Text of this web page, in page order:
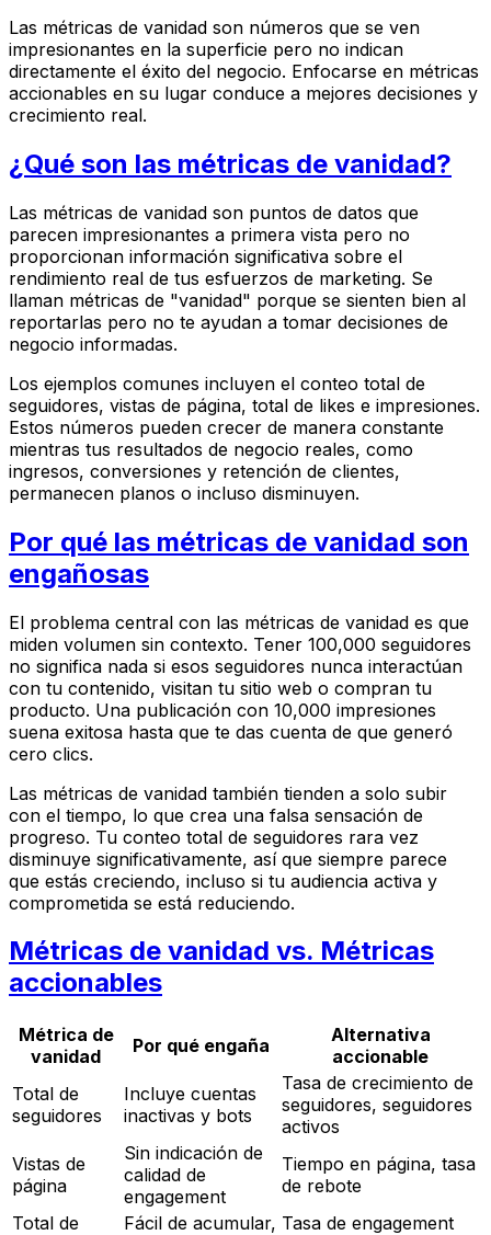
Las métricas de vanidad son números que se ven
impresionantes en la superficie pero no indican
directamente el éxito del negocio. Enfocarse en métricas
accionables en su lugar conduce a mejores decisiones y
crecimiento real.
¿Qué son las métricas de vanidad?
Las métricas de vanidad son puntos de datos que
parecen impresionantes a primera vista pero no
proporcionan información significativa sobre el
rendimiento real de tus esfuerzos de marketing. Se
llaman métricas de "vanidad" porque se sienten bien al
reportarlas pero no te ayudan a tomar decisiones de
negocio informadas.
Los ejemplos comunes incluyen el conteo total de
seguidores, vistas de página, total de likes e impresiones.
Estos números pueden crecer de manera constante
mientras tus resultados de negocio reales, como
ingresos, conversiones y retención de clientes,
permanecen planos o incluso disminuyen.
Por qué las métricas de vanidad son
engañosas
El problema central con las métricas de vanidad es que
miden volumen sin contexto. Tener 100,000 seguidores
no significa nada si esos seguidores nunca interactúan
con tu contenido, visitan tu sitio web o compran tu
producto. Una publicación con 10,000 impresiones
suena exitosa hasta que te das cuenta de que generó
cero clics.
Las métricas de vanidad también tienden a solo subir
con el tiempo, lo que crea una falsa sensación de
progreso. Tu conteo total de seguidores rara vez
disminuye significativamente, así que siempre parece
que estás creciendo, incluso si tu audiencia activa y
comprometida se está reduciendo.
Métricas de vanidad vs. Métricas
accionables
Métrica de
vanidad
Por qué engaña
Alternativa
accionable
Total de
seguidores
Incluye cuentas
inactivas y bots
Tasa de crecimiento de
seguidores, seguidores
activos
Vistas de
página
Sin indicación de
calidad de
engagement
Tiempo en página, tasa
de rebote
Total de
Fácil de acumular, Tasa de engagement